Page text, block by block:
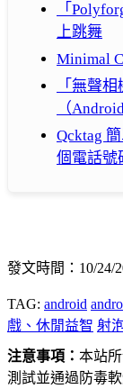
「
上跳舞
Minimal
「無聲
（Android
Qcktag
個電話號
發文時間：10/24/
TAG: android
戲、休閒益智 射
注意事項： 本站
測試並通過防毒